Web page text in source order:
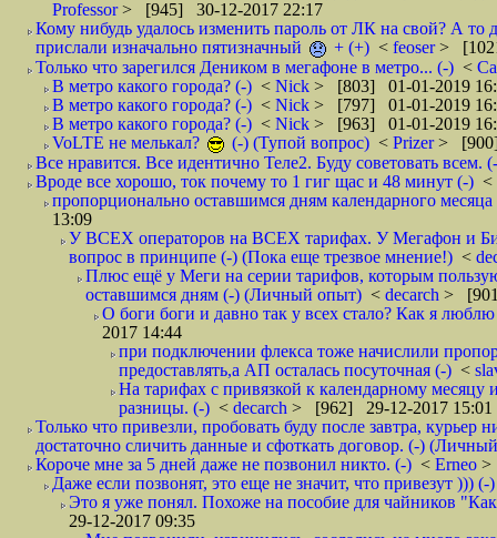
Professor> [945] 30-12-2017 22:17
Кому нибудь удалось изменить пароль от ЛК на свой? А то
прислали изначально пятизначный
+ (+) < feoser>
Только что зарегился Деником в мегафоне в метро... (-) <
В метро какого города? (-) < Nick > [803] 01-01-2019
В метро какого города? (-) < Nick > [797] 01-01-2019
В метро какого города? (-) < Nick > [963] 01-01-2019
VoLTE не мелькал?
(-) (Тупой вопрос) < Prizer>
Все нравится. Все идентично Теле2. Буду советовать всем.
Вроде все хорошо, ток почему то 1 гиг щас и 48 минут (-) <
пропорционально оставшимся дням календарного
13:09
У ВСЕХ операторов на ВСЕХ тарифах. У Мегафон и Би
вопрос в принципе (-) (Пока еще трезвое мнение!) <
Плюс ещё у Меги на серии тарифов, которым
оставшимся дням (-) (Личный опыт) < decarch >
О боги боги и давно так у всех стало? Как я
2017 14:44
при подключении флекса тоже начислили
предоставлять,а АП осталась посуточная (-) <
На тарифах с привязкой к календарному
разницы. (-) < decarch > [962] 29-12-2017 15:01
Только что привезли, пробовать буду после завтра,
достаточно сличить данные и сфоткать договор. (-)
Короче мне за 5 дней даже не позвонил никто. (-) < Erneo >
Даже если позвонят, это еще не значит, что привезут ))) (-)
Это я уже понял. Похоже на пособие для чайников
29-12-2017 09:35